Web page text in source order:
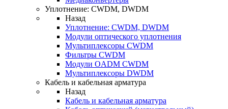
Уплотнение: CWDM, DWDM
Назад
Уплотнение: CWDM, DWDM
Модули оптического уплотнения
Мультиплексоры CWDM
Фильтры CWDM
Модули OADM CWDM
Мультиплексоры DWDM
Кабель и кабельная арматура
Назад
Кабель и кабельная арматура